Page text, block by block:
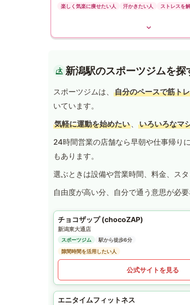
楽しく気楽に痩せたい人 汗かきたい人 ストレスを
新潟駅のスポーツジムを探
スポーツジムは、 自分のペースで筋ト
いています。
気軽に運動を始めたい 、 いろいろなマ
24時間営業の店舗なら早朝や仕事帰り
もあります。
選ぶときは設備や営業時間、料金、ス
自由度が高い分、自分で通う意思が必
チョコザップ (chocoZAP)
新潟東大通店
スポーツジム
駅から徒歩6分
隙間時間を活用したい人
公式サイトを見る
エニタイムフィットネス